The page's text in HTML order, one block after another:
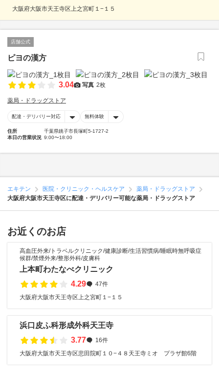
大阪府大阪市天王寺区上之宮町１−１５
店舗公式
ピヨの漢方
3.04 写真 2枚
薬局・ドラッグストア
配達・デリバリー対応 無料体験
住所
千葉県銚子市長塚町5-1727-2
本日の営業状況 9:00〜18:00
エキテン 医院・クリニック・ヘルスケア
薬局・ドラッグストア
大阪府大阪市天王寺区に配達・デリバリー可能な薬局・ドラッグストア
お近くのお店
高血圧外来/トラベルクリニック/健康診断/生活習慣病/睡眠時無呼吸症
候群/禁煙外来/整形外科/皮膚科
上本町わたなべクリニック
4.29
47件
大阪府大阪市天王寺区上之宮町１−１５
浜口皮ふ科形成外科天王寺
3.77
16件
大阪府大阪市天王寺区悲田院町１０−４８天王寺ミオ プラザ館6階